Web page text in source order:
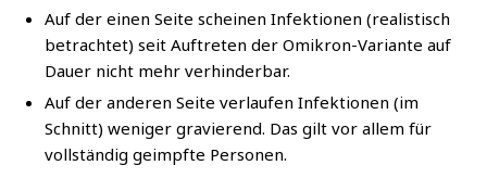
Auf der einen Sei­te schei­nen Infek­tio­nen (rea­lis­tisch
betrach­tet) seit Auf­tre­ten der Omi­kron-Vari­an­te auf
Dau­er nicht mehr verhinderbar.
Auf der ande­ren Sei­te ver­lau­fen Infek­tio­nen (im
Schnitt) weni­ger gra­vie­rend. Das gilt vor allem für
voll­stän­dig geimpf­te Personen.